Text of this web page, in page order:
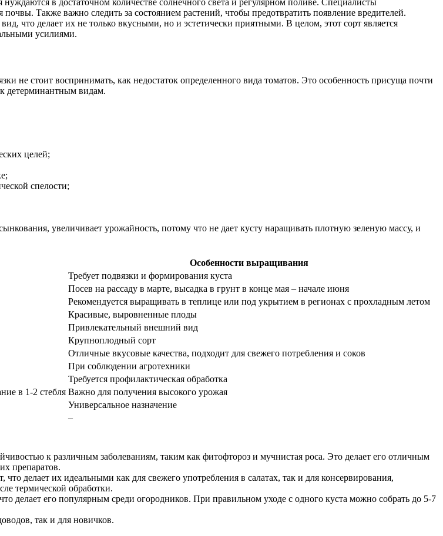
в достаточном количестве солнечного света и регулярном поливе. Специалисты
Также важно следить за состоянием растений, чтобы предотвратить появление вредителей.
что делает их не только вкусными, но и эстетически приятными. В целом, этот сорт является
усилиями.
не стоит воспринимать, как недостаток определенного вида томатов. Это особенность присуща почти
детерминантным видам.
целей;
спелости;
увеличивает урожайность, потому что не дает кусту наращивать плотную зеленую массу, и
Особенности выращивания
Требует подвязки и формирования куста
Посев на рассаду в марте, высадка в грунт в конце мая – начале июня
Рекомендуется выращивать в теплице или под укрытием в регионах с прохладным летом
Красивые, выровненные плоды
Привлекательный внешний вид
Крупноплодный сорт
Отличные вкусовые качества, подходит для свежего потребления и соков
При соблюдении агротехники
Требуется профилактическая обработка
в 1-2 стебля Важно для получения высокого урожая
Универсальное назначение
–
к различным заболеваниям, таким как фитофтороз и мучнистая роса. Это делает его отличным
препаратов.
делает их идеальными как для свежего употребления в салатах, так и для консервирования,
термической обработки.
делает его популярным среди огородников. При правильном уходе с одного куста можно собрать до 5-7
так и для новичков.